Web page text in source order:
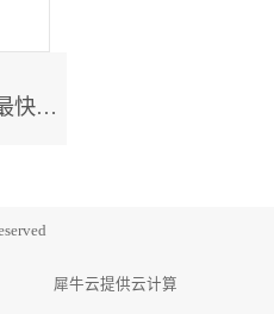
中国区最快成长奖
犀牛云提供云计算